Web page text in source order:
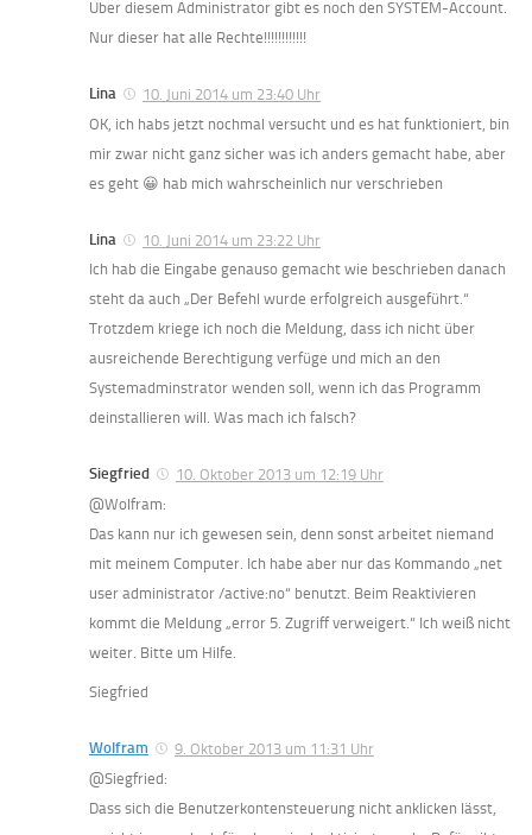
Über diesem Administrator gibt es noch den SYSTEM-Account.
Nur dieser hat alle Rechte!!!!!!!!!!!!
Lina
10. Juni 2014 um 23:40 Uhr
OK, ich habs jetzt nochmal versucht und es hat funktioniert, bin
mir zwar nicht ganz sicher was ich anders gemacht habe, aber
es geht 😀 hab mich wahrscheinlich nur verschrieben
Lina
10. Juni 2014 um 23:22 Uhr
Ich hab die Eingabe genauso gemacht wie beschrieben danach
steht da auch „Der Befehl wurde erfolgreich ausgeführt.“
Trotzdem kriege ich noch die Meldung, dass ich nicht über
ausreichende Berechtigung verfüge und mich an den
Systemadminstrator wenden soll, wenn ich das Programm
deinstallieren will. Was mach ich falsch?
Siegfried
10. Oktober 2013 um 12:19 Uhr
@Wolfram:
Das kann nur ich gewesen sein, denn sonst arbeitet niemand
mit meinem Computer. Ich habe aber nur das Kommando „net
user administrator /active:no“ benutzt. Beim Reaktivieren
kommt die Meldung „error 5. Zugriff verweigert.“ Ich weiß nicht
weiter. Bitte um Hilfe.
Siegfried
Wolfram
9. Oktober 2013 um 11:31 Uhr
@Siegfried:
Dass sich die Benutzerkontensteuerung nicht anklicken lässt,